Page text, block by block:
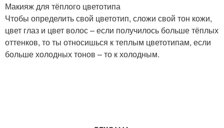
Макияж для тёплого цветотипа
Чтобы определить свой цветотип, сложи свой тон кожи,
цвет глаз и цвет волос – если получилось больше тёплых
оттенков, то ты относишься к теплым цветотипам, если
больше холодных тонов – то к холодным.